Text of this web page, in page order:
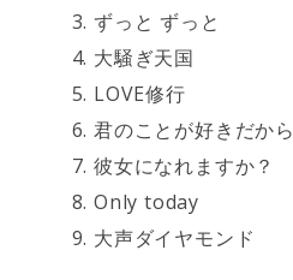
ずっと ずっと
大騒ぎ天国
LOVE修行
君のことが好きだから
彼女になれますか？
Only today
大声ダイヤモンド